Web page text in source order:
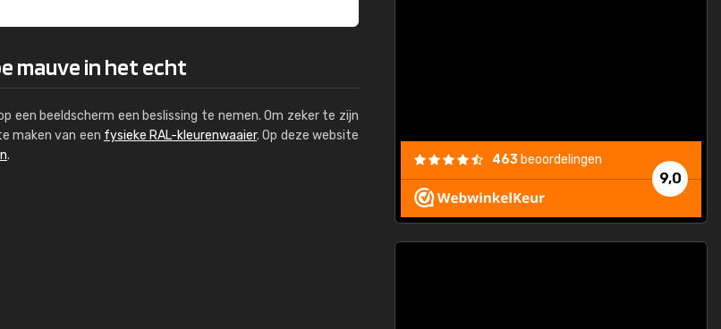
mauve in het echt
een beeldscherm een beslissing te nemen. Om zeker te zijn
maken van een fysieke RAL-kleurenwaaier. Op deze website
.
9,0
463 beoordelingen